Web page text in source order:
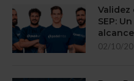
Validez
SEP:
02/10/